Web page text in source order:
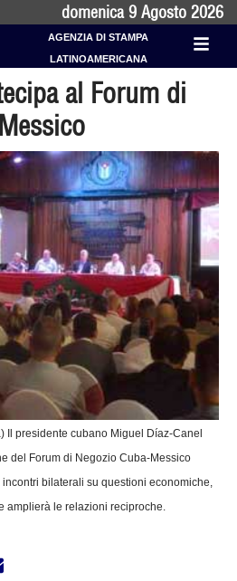
domenica 9 Agosto 2026
AGENZIA DI STAMPA
LATINOAMERICANA
al Forum di
Il presidente cubano Miguel Díaz-Canel
del Forum di Negozio Cuba-Messico
bilaterali su questioni economiche,
amplierà le relazioni reciproche.